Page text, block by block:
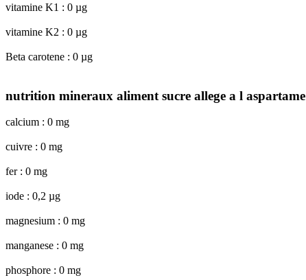
vitamine K1 : 0 µg
vitamine K2 : 0 µg
Beta carotene : 0 µg
nutrition mineraux aliment sucre allege a l aspartame
calcium : 0 mg
cuivre : 0 mg
fer : 0 mg
iode : 0,2 µg
magnesium : 0 mg
manganese : 0 mg
phosphore : 0 mg